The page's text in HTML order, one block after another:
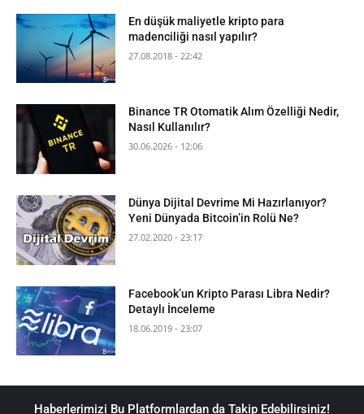
En düşük maliyetle kripto para
madenciliği nasıl yapılır?
27.08.2018 - 22:42
Binance TR Otomatik Alım Özelliği Nedir,
Nasıl Kullanılır?
30.06.2026 - 12:06
Dünya Dijital Devrime Mi Hazırlanıyor?
Yeni Dünyada Bitcoin’in Rolü Ne?
27.02.2020 - 23:17
Facebook’un Kripto Parası Libra Nedir?
Detaylı İnceleme
18.06.2019 - 23:07
Haberlerimizi Bu Platformlardan da Takip Edebilirsiniz!